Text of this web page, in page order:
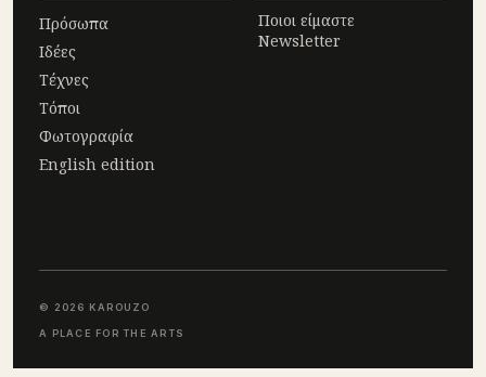
Πρόσωπα
Ιδέες
Τέχνες
Τόποι
Φωτογραφία
English edition
Ποιοι είμαστε
Newsletter
© 2026 KAROUZO
A PLACE FOR THE ARTS